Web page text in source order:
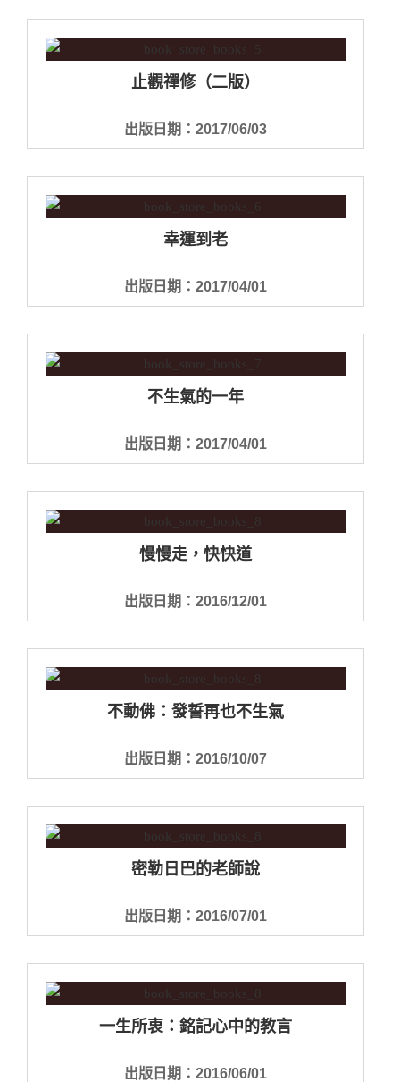
止觀禪修（二版）
出版日期：2017/06/03
幸運到老
出版日期：2017/04/01
不生氣的一年
出版日期：2017/04/01
慢慢走，快快道
出版日期：2016/12/01
不動佛：發誓再也不生氣
出版日期：2016/10/07
密勒日巴的老師說
出版日期：2016/07/01
一生所衷：銘記心中的教言
出版日期：2016/06/01